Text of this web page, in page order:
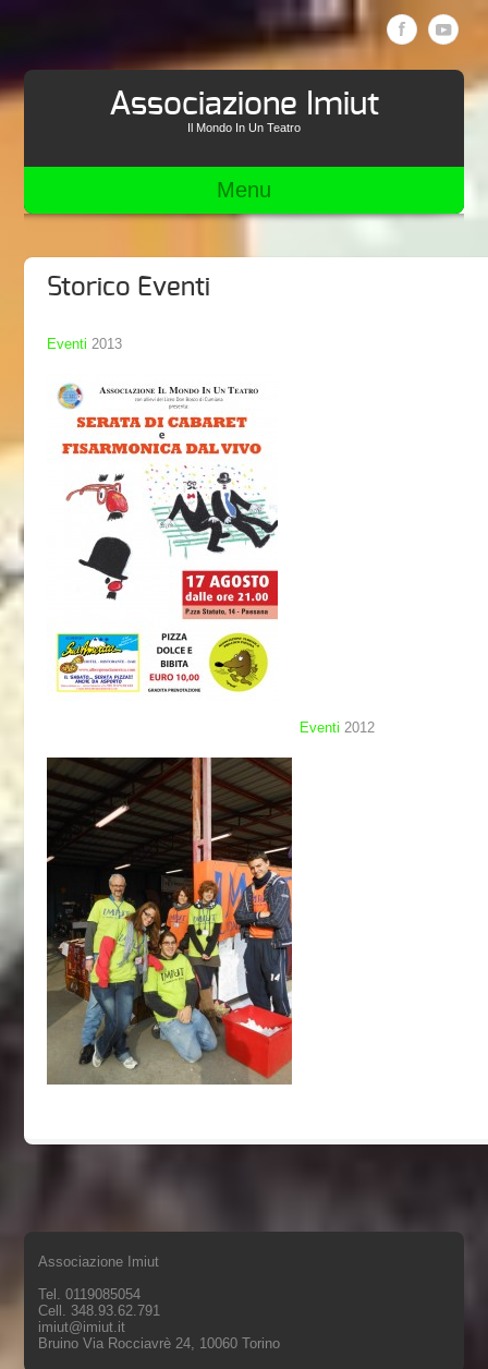
Associazione Imiut
Il Mondo In Un Teatro
Menu
Storico Eventi
Eventi 2013
Eventi 2012
Associazione Imiut
Tel. 0119085054
Cell. 348.93.62.791
imiut@imiut.it
Bruino Via Rocciavrè 24, 10060 Torino